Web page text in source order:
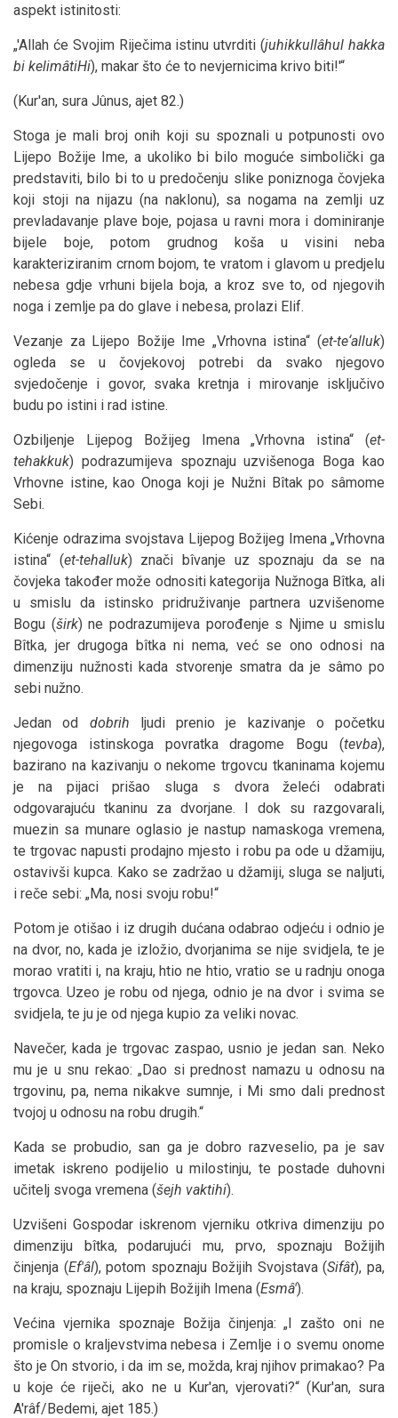
aspekt istinitosti:
„'Allah će Svojim Riječima istinu utvrditi (juhikkullâhul hakka
bi kelimâtiHi), makar što će to nevjernicima krivo biti!'“
(Kur'an, sura Jûnus, ajet 82.)
Stoga je mali broj onih koji su spoznali u potpunosti ovo
Lijepo Božije Ime, a ukoliko bi bilo moguće simbolički ga
predstaviti, bilo bi to u predočenju slike poniznoga čovjeka
koji stoji na nijazu (na naklonu), sa nogama na zemlji uz
prevladavanje plave boje, pojasa u ravni mora i dominiranje
bijele boje, potom grudnog koša u visini neba
karakteriziranim crnom bojom, te vratom i glavom u predjelu
nebesa gdje vrhuni bijela boja, a kroz sve to, od njegovih
noga i zemlje pa do glave i nebesa, prolazi Elif.
Vezanje za Lijepo Božije Ime „Vrhovna istina“ (et-te‘alluk)
ogleda se u čovjekovoj potrebi da svako njegovo
svjedočenje i govor, svaka kretnja i mirovanje isključivo
budu po istini i rad istine.
Ozbiljenje Lijepog Božijeg Imena „Vrhovna istina“ (et-
tehakkuk) podrazumijeva spoznaju uzvišenoga Boga kao
Vrhovne istine, kao Onoga koji je Nužni Bîtak po sâmome
Sebi.
Kićenje odrazima svojstava Lijepog Božijeg Imena „Vrhovna
istina“ (et-tehalluk) znači bîvanje uz spoznaju da se na
čovjeka također može odnositi kategorija Nužnoga Bîtka, ali
u smislu da istinsko pridruživanje partnera uzvišenome
Bogu (širk) ne podrazumijeva porođenje s Njime u smislu
Bîtka, jer drugoga bîtka ni nema, već se ono odnosi na
dimenziju nužnosti kada stvorenje smatra da je sâmo po
sebi nužno.
Jedan od dobrih ljudi prenio je kazivanje o početku
njegovoga istinskoga povratka dragome Bogu (tevba),
bazirano na kazivanju o nekome trgovcu tkaninama kojemu
je na pijaci prišao sluga s dvora želeći odabrati
odgovarajuću tkaninu za dvorjane. I dok su razgovarali,
muezin sa munare oglasio je nastup namaskoga vremena,
te trgovac napusti prodajno mjesto i robu pa ode u džamiju,
ostavivši kupca. Kako se zadržao u džamiji, sluga se naljuti,
i reče sebi: „Ma, nosi svoju robu!“
Potom je otišao i iz drugih dućana odabrao odjeću i odnio je
na dvor, no, kada je izložio, dvorjanima se nije svidjela, te je
morao vratiti i, na kraju, htio ne htio, vratio se u radnju onoga
trgovca. Uzeo je robu od njega, odnio je na dvor i svima se
svidjela, te ju je od njega kupio za veliki novac.
Navečer, kada je trgovac zaspao, usnio je jedan san. Neko
mu je u snu rekao: „Dao si prednost namazu u odnosu na
trgovinu, pa, nema nikakve sumnje, i Mi smo dali prednost
tvojoj u odnosu na robu drugih.“
Kada se probudio, san ga je dobro razveselio, pa je sav
imetak iskreno podijelio u milostinju, te postade duhovni
učitelj svoga vremena (šejh vaktihi).
Uzvišeni Gospodar iskrenom vjerniku otkriva dimenziju po
dimenziju bîtka, podarujući mu, prvo, spoznaju Božijih
činjenja (Ef'âl), potom spoznaju Božijih Svojstava (Sifât), pa,
na kraju, spoznaju Lijepih Božijih Imena (Esmâ').
Većina vjernika spoznaje Božija činjenja: „I zašto oni ne
promisle o kraljevstvima nebesa i Zemlje i o svemu onome
što je On stvorio, i da im se, možda, kraj njihov primakao? Pa
u koje će riječi, ako ne u Kur'an, vjerovati?“ (Kur'an, sura
A'râf/Bedemi, ajet 185.)